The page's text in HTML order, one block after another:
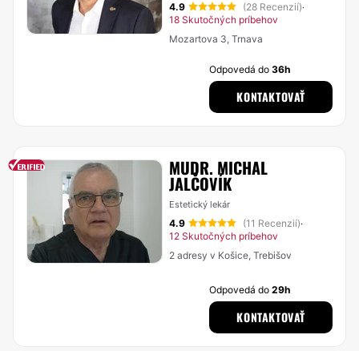
4.9 (28 Recenzií)·
18 Skutočných príbehov
Mozartova 3, Trnava
Odpovedá do36h
KONTAKTOVAŤ
MUDR. MICHAL
JALČOVÍK
Estetický lekár
4.9 (11 Recenzií)·
12 Skutočných príbehov
2 adresy v Košice, Trebišov
Odpovedá do29h
KONTAKTOVAŤ